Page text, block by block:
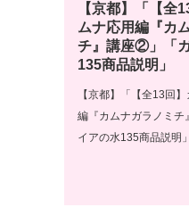
【京都】「【全
ムナ応用編『カ
チ』講座②」「
135商品説明」
【京都】「【全13回
編『カムナガラノミ
イアの水135商品説明」